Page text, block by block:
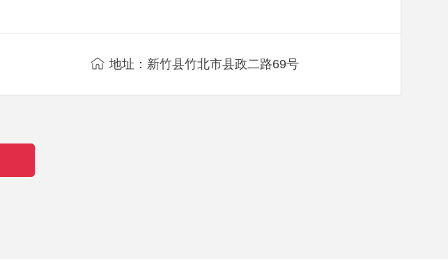
地址：新竹县竹北市县政二路69号